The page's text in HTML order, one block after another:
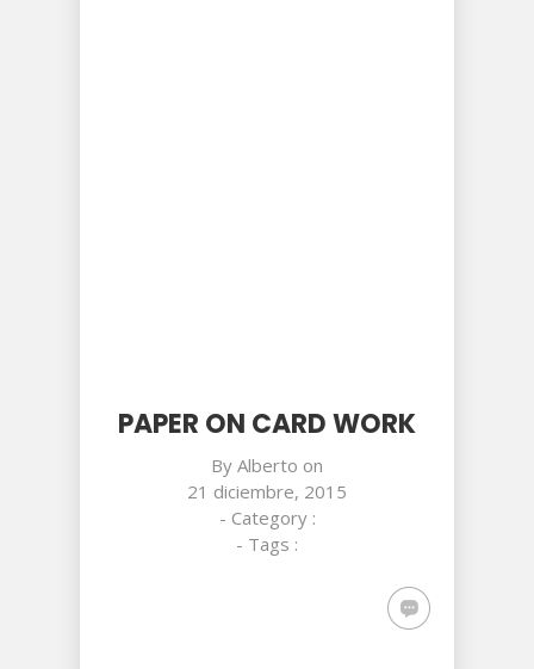
PAPER ON CARD WORK
By Alberto on
21 diciembre, 2015
- Category :
- Tags :